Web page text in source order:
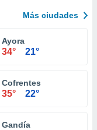
Más ciudades
Ayora
34° 21°
Cofrentes
35° 22°
Gandía